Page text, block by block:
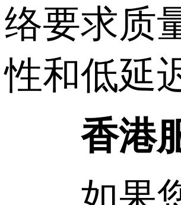
络要求质
性和低延
香港